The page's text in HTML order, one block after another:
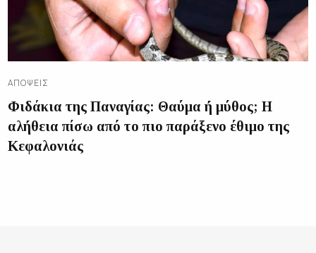
ΑΠΌΨΕΙΣ
Φιδάκια της Παναγίας: Θαύμα ή μύθος; Η
αλήθεια πίσω από το πιο παράξενο έθιμο της
Κεφαλονιάς